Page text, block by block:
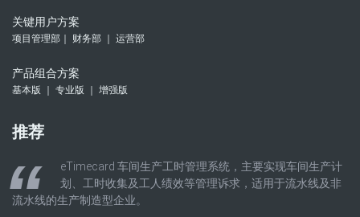
关键用户方案
项目管理部｜ 财务部 ｜ 运营部
产品组合方案
基本版 ｜ 专业版 ｜ 增强版
推荐
eTimecard 车间生产工时管理系统，主要实现车间生产计
划、工时收集及工人绩效等管理诉求，适用于流水线及非
流水线的生产制造型企业。